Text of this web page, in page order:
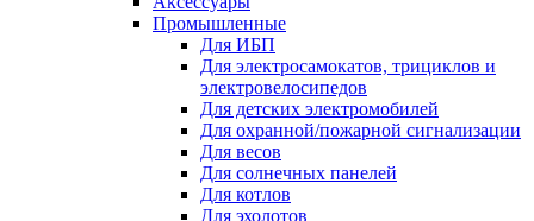
Промышленные
Для ИБП
Для электросамокатов, трициклов и
электровелосипедов
Для детских электромобилей
Для охранной/пожарной сигнализации
Для весов
Для солнечных панелей
Для котлов
Для эхолотов